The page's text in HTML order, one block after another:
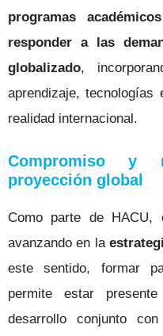
programas
responder a las
globalizado,
aprendizaje,
realidad internacional.
Compromiso y
proyección global
Como parte de HACU,
avanzando en la
este sentido, formar
permite estar
desarrollo conjunto